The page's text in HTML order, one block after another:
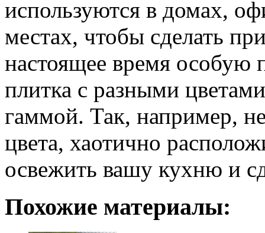
используются в домах,
местах, чтобы сделать
настоящее время особую
плитка с разными
гаммой. Так, например,
цвета, хаотично
освежить вашу кухню и
Похожие материалы: